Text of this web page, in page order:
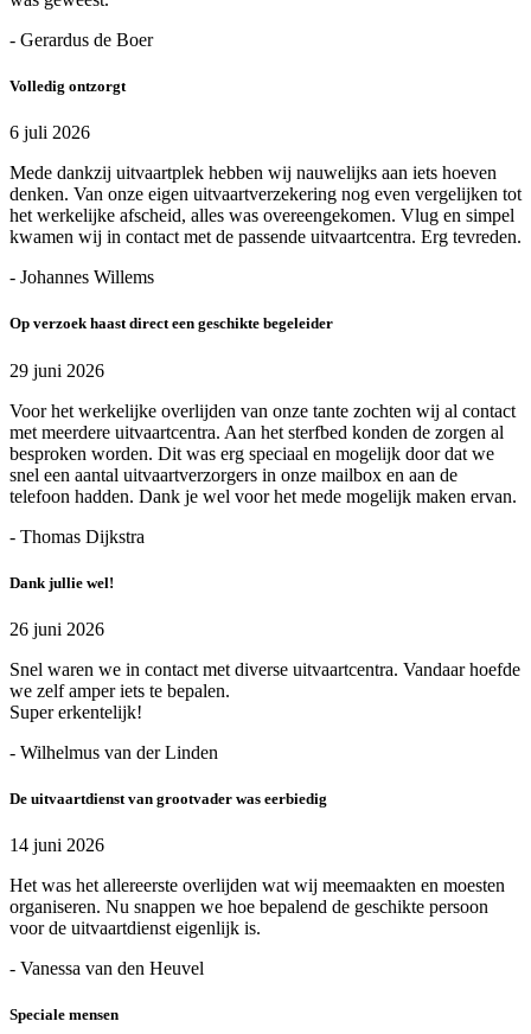
- Gerardus de Boer
Volledig ontzorgt
6 juli 2026
Mede dankzij uitvaartplek hebben wij nauwelijks aan iets hoeven
denken. Van onze eigen uitvaartverzekering nog even vergelijken tot
het werkelijke afscheid, alles was overeengekomen. Vlug en simpel
kwamen wij in contact met de passende uitvaartcentra. Erg tevreden.
- Johannes Willems
Op verzoek haast direct een geschikte begeleider
29 juni 2026
Voor het werkelijke overlijden van onze tante zochten wij al contact
met meerdere uitvaartcentra. Aan het sterfbed konden de zorgen al
besproken worden. Dit was erg speciaal en mogelijk door dat we
snel een aantal uitvaartverzorgers in onze mailbox en aan de
telefoon hadden. Dank je wel voor het mede mogelijk maken ervan.
- Thomas Dijkstra
Dank jullie wel!
26 juni 2026
Snel waren we in contact met diverse uitvaartcentra. Vandaar hoefde
we zelf amper iets te bepalen.
Super erkentelijk!
- Wilhelmus van der Linden
De uitvaartdienst van grootvader was eerbiedig
14 juni 2026
Het was het allereerste overlijden wat wij meemaakten en moesten
organiseren. Nu snappen we hoe bepalend de geschikte persoon
voor de uitvaartdienst eigenlijk is.
- Vanessa van den Heuvel
Speciale mensen